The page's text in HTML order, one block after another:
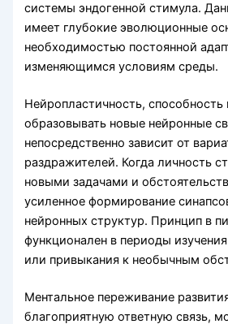
системы эндогенной стимула.
имеет глубокие эволюционные
необходимостью постоянной
изменяющимся условиям среды.
Нейропластичность, способность
образовывать новые нейронные
непосредственно зависит от
раздражителей. Когда личность
новыми задачами и
усиленное формирование
нейронных структур. Принцип в
функционален в периоды
или привыкания к необычным
Ментальное переживание
благоприятную ответную связь,